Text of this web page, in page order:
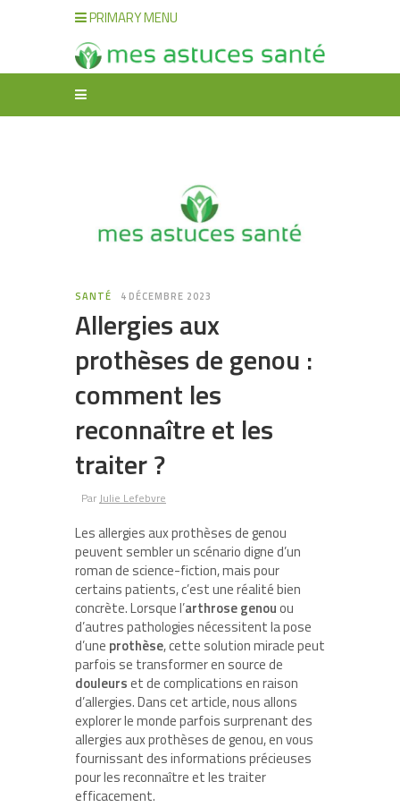
PRIMARY MENU
SANTÉ 4 DÉCEMBRE 2023
Allergies aux
prothèses de genou :
comment les
reconnaître et les
traiter ?
Par Julie Lefebvre
Les allergies aux prothèses de genou
peuvent sembler un scénario digne d’un
roman de science-fiction, mais pour
certains patients, c’est une réalité bien
concrète. Lorsque l’arthrose genouou
d’autres pathologies nécessitent la pose
d’une prothèse, cette solution miracle peut
parfois se transformer en source de
douleurset de complications en raison
d’allergies. Dans cet article, nous allons
explorer le monde parfois surprenant des
allergies aux prothèses de genou, en vous
fournissant des informations précieuses
pour les reconnaître et les traiter
efficacement.